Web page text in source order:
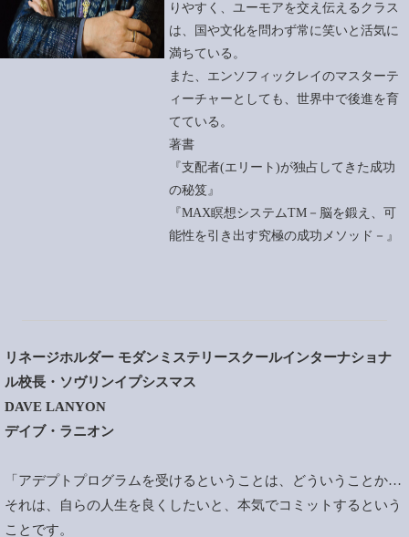
りやすく、ユーモアを交え伝えるクラス
は、国や文化を問わず常に笑いと活気に
満ちている。
また、エンソフィックレイのマスターテ
ィーチャーとしても、世界中で後進を育
てている。
著書
『支配者(エリート)が独占してきた成功
の秘笈』
『MAX瞑想システムTM－脳を鍛え、可
能性を引き出す究極の成功メソッド－』
リネージホルダー モダンミステリースクールインターナショナ
ル校長・ソヴリンイプシスマス
DAVE LANYON
デイブ・ラニオン
「アデプトプログラムを受けるということは、どういうことか…
それは、自らの人生を良くしたいと、本気でコミットするという
ことです。